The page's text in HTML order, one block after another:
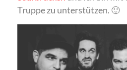
Truppe zu unterstützen. 🙂